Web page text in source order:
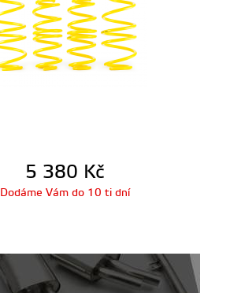
5 380 Kč
Dodáme Vám do 10 ti dní